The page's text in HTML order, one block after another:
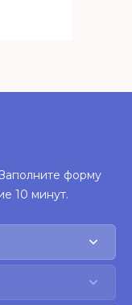
форму
10 минут.